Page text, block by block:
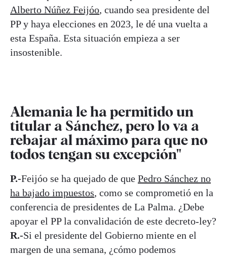
Alberto Núñez Feijóo, cuando sea presidente del
PP y haya elecciones en 2023, le dé una vuelta a
esta España. Esta situación empieza a ser
insostenible.
Alemania le ha permitido un
titular a Sánchez, pero lo va a
rebajar al máximo para que no
todos tengan su excepción"
P.-Feijóo se ha quejado de que Pedro Sánchez no
ha bajado impuestos, como se comprometió en la
conferencia de presidentes de La Palma. ¿Debe
apoyar el PP la convalidación de este decreto-ley?
R.-Si el presidente del Gobierno miente en el
margen de una semana, ¿cómo podemos